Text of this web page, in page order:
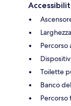
Percorso
Toilette
Banco
Percorso